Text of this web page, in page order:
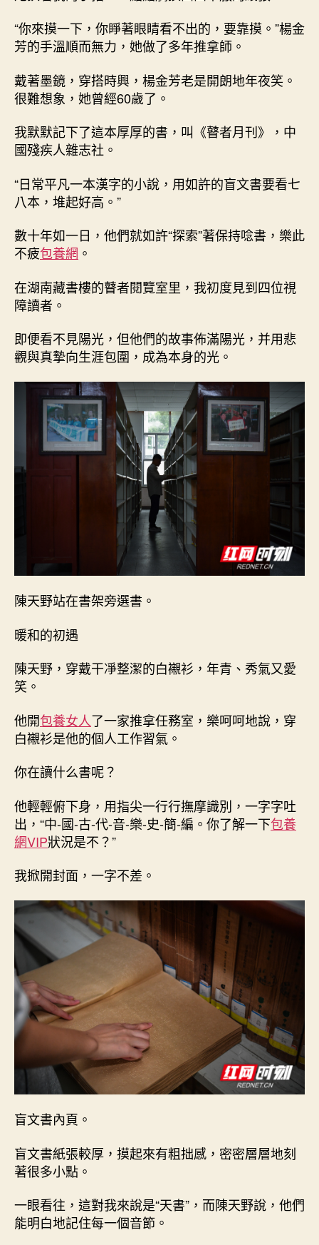
“你來摸一下，你睜著眼睛看不出的，要靠摸。”楊金
芳的手溫順而無力，她做了多年推拿師。
戴著墨鏡，穿搭時興，楊金芳老是開朗地年夜笑。
很難想象，她曾經60歲了。
我默默記下了這本厚厚的書，叫《瞽者月刊》，中
國殘疾人雜志社。
“日常平凡一本漢字的小說，用如許的盲文書要看七
八本，堆起好高。”
數十年如一日，他們就如許“探索”著保持唸書，樂此
不疲包養網 。
在湖南藏書樓的瞽者閱覽室里，我初度見到四位視
障讀者。
即便看不見陽光，但他們的故事佈滿陽光，并用悲
觀與真摯向生涯包圍，成為本身的光。
陳天野站在書架旁選書。
暖和的初遇
陳天野，穿戴干凈整潔的白襯衫，年青、秀氣又愛
笑。
他開包養女人了一家推拿任務室，樂呵呵地說，穿
白襯衫是他的個人工作習氣。
你在讀什么書呢？
他輕輕俯下身，用指尖一行行撫摩識別，一字字吐
出，“中-國-古-代-音-樂-史-簡-編。你了解一下包養
網VIP狀況是不？”
我掀開封面，一字不差。
盲文書內頁。
盲文書紙張較厚，摸起來有粗拙感，密密層層地刻
著很多小點。
一眼看往，這對我來說是“天書”，而陳天野說，他們
能明白地記住每一個音節。